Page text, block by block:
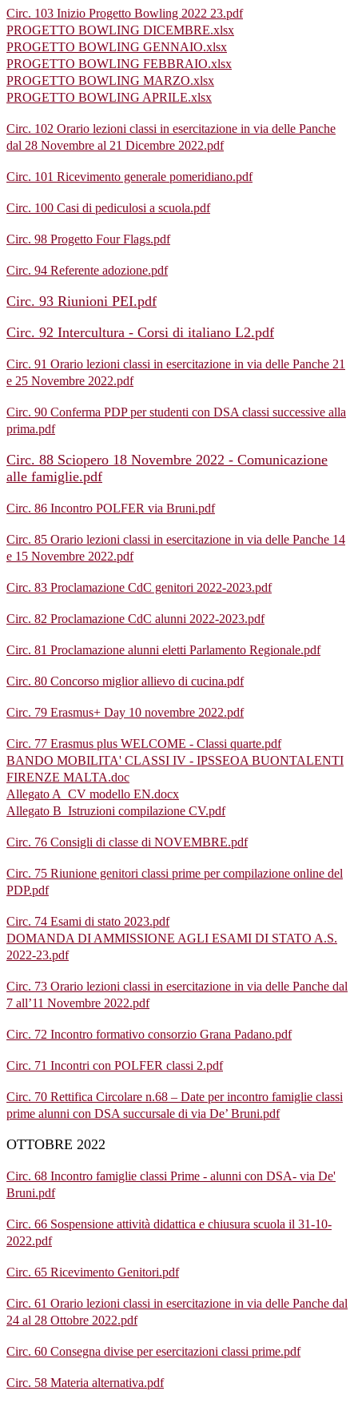
Circ. 103 Inizio Progetto Bowling 2022 23.pdf
PROGETTO BOWLING DICEMBRE.xlsx
PROGETTO BOWLING GENNAIO.xlsx
PROGETTO BOWLING FEBBRAIO.xlsx
PROGETTO BOWLING MARZO.xlsx
PROGETTO BOWLING APRILE.xlsx
Circ. 102 Orario lezioni classi in esercitazione in via delle Panche
dal 28 Novembre al 21 Dicembre 2022.pdf
Circ. 101 Ricevimento generale pomeridiano.pdf
Circ. 100 Casi di pediculosi a scuola.pdf
Circ. 98 Progetto Four Flags.pdf
Circ. 94 Referente adozione.pdf
Circ. 93 Riunioni PEI.pdf
Circ. 92 Intercultura - Corsi di italiano L2.pdf
Circ. 91 Orario lezioni classi in esercitazione in via delle Panche 21
e 25 Novembre 2022.pdf
Circ. 90 Conferma PDP per studenti con DSA classi successive alla
prima.pdf
Circ. 88 Sciopero 18 Novembre 2022 - Comunicazione
alle famiglie.pdf
Circ. 86 Incontro POLFER via Bruni.pdf
Circ. 85 Orario lezioni classi in esercitazione in via delle Panche 14
e 15 Novembre 2022.pdf
Circ. 83 Proclamazione CdC genitori 2022-2023.pdf
Circ. 82 Proclamazione CdC alunni 2022-2023.pdf
Circ. 81 Proclamazione alunni eletti Parlamento Regionale.pdf
Circ. 80 Concorso miglior allievo di cucina.pdf
Circ. 79 Erasmus+ Day 10 novembre 2022.pdf
Circ. 77 Erasmus plus WELCOME - Classi quarte.pdf
BANDO MOBILITA' CLASSI IV - IPSSEOA BUONTALENTI
FIRENZE MALTA.doc
Allegato A_CV modello EN.docx
Allegato B_Istruzioni compilazione CV.pdf
Circ. 76 Consigli di classe di NOVEMBRE.pdf
Circ. 75 Riunione genitori classi prime per compilazione online del
PDP.pdf
Circ. 74 Esami di stato 2023.pdf
DOMANDA DI AMMISSIONE AGLI ESAMI DI STATO A.S.
2022-23.pdf
Circ. 73 Orario lezioni classi in esercitazione in via delle Panche dal
7 all’11 Novembre 2022.pdf
Circ. 72 Incontro formativo consorzio Grana Padano.pdf
Circ. 71 Incontri con POLFER classi 2.pdf
Circ. 70 Rettifica Circolare n.68 – Date per incontro famiglie classi
prime alunni con DSA succursale di via De’ Bruni.pdf
OTTOBRE 2022
Circ. 68 Incontro famiglie classi Prime - alunni con DSA- via De'
Bruni.pdf
Circ. 66 Sospensione attività didattica e chiusura scuola il 31-10-
2022.pdf
Circ. 65 Ricevimento Genitori.pdf
Circ. 61 Orario lezioni classi in esercitazione in via delle Panche dal
24 al 28 Ottobre 2022.pdf
Circ. 60 Consegna divise per esercitazioni classi prime.pdf
Circ. 58 Materia alternativa.pdf